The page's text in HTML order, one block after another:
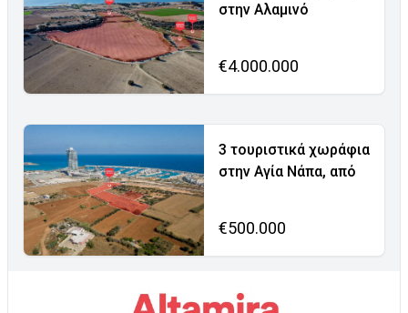
στην Αλαμινό
€4.000.000
3 τουριστικά χωράφια
στην Αγία Νάπα, από
€500.000